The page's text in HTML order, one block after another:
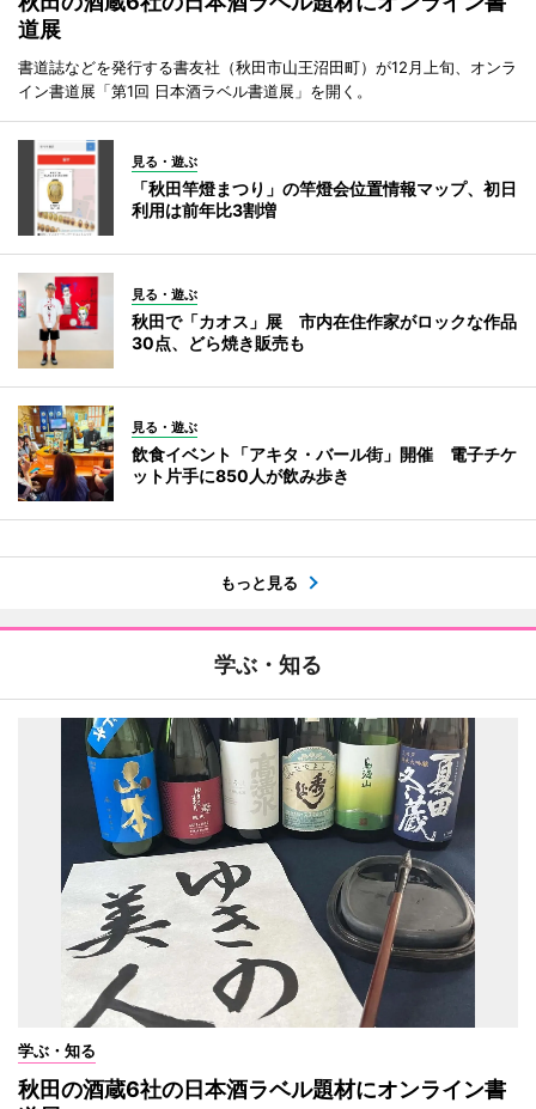
道展
書道誌などを発行する書友社（秋田市山王沼田町）が12月上旬、オンラ
イン書道展「第1回 日本酒ラベル書道展」を開く。
見る・遊ぶ
「秋田竿燈まつり」の竿燈会位置情報マップ、初日
利用は前年比3割増
見る・遊ぶ
秋田で「カオス」展 市内在住作家がロックな作品
30点、どら焼き販売も
見る・遊ぶ
飲食イベント「アキタ・バール街」開催 電子チケ
ット片手に850人が飲み歩き
もっと見る
学ぶ・知る
学ぶ・知る
秋田の酒蔵6社の日本酒ラベル題材にオンライン書